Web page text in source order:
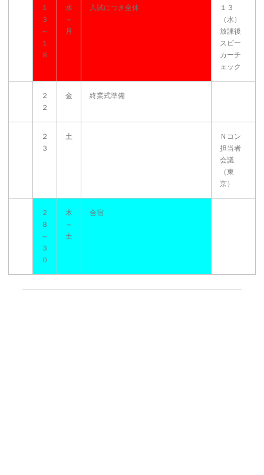
１
３
～
１
８
水
～
月
入試につき全休
１３
（水）
放課後
スピー
カーチ
ェック
２
２
金 終業式準備
２
３
土
Ｎコン
担当者
会議
（東
京）
２
８
～
３
０
木
～
土
合宿